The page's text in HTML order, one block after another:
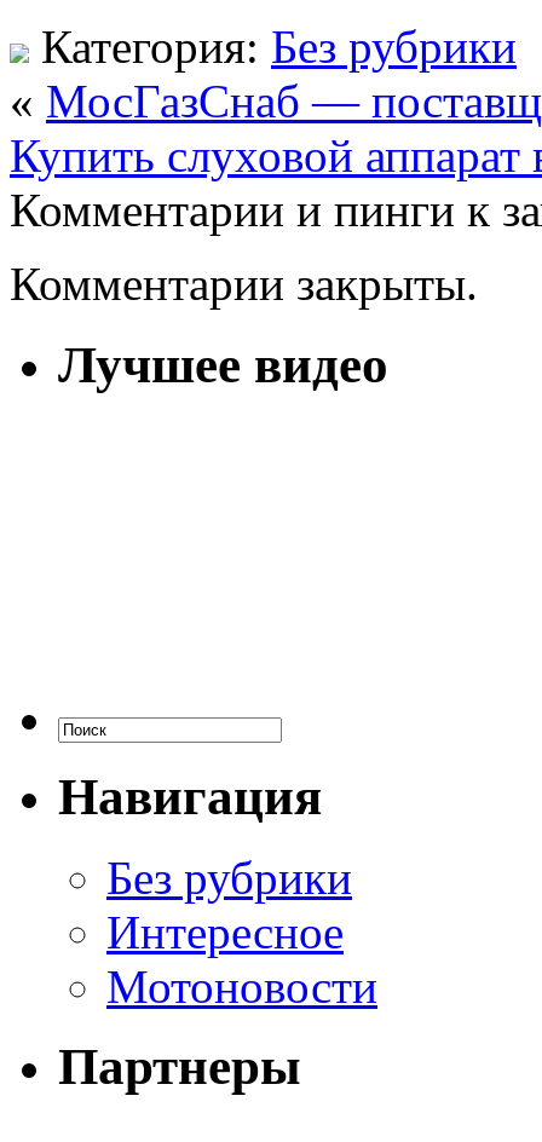
Категория: Без рубрики
« МосГазСнаб —
Купить слуховой аппарат
Комментарии и пинги к
Комментарии закрыты.
Лучшее видео
Навигация
Без рубрики
Интересное
Мотоновости
Партнеры